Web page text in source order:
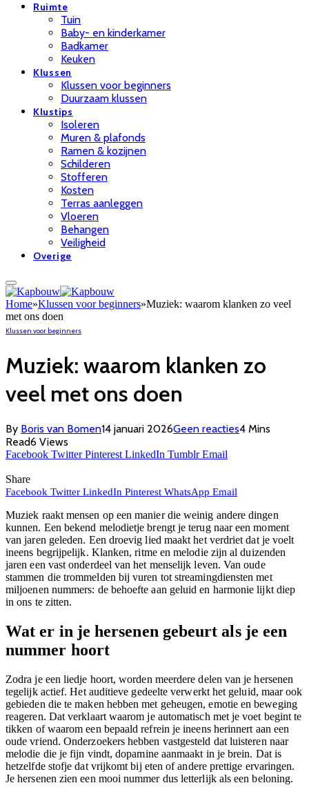
Ruimte
Tuin
Baby- en kinderkamer
Badkamer
Keuken
Klussen
Klussen voor beginners
Duurzaam klussen
Klustips
Isoleren
Muren & plafonds
Ramen & kozijnen
Schilderen
Stofferen
Kosten
Terras aanleggen
Vloeren
Behangen
Veiligheid
Overige
Home»Klussen voor beginners»Muziek: waarom klanken zo veel
met ons doen
Klussen voor beginners
Muziek: waarom klanken zo
veel met ons doen
By Boris van Bomen14 januari 2026Geen reacties4 Mins
Read6 Views
Facebook Twitter Pinterest LinkedIn Tumblr Email
Share
Facebook Twitter LinkedIn Pinterest WhatsApp Email
Muziek raakt mensen op een manier die weinig andere dingen
kunnen. Een bekend melodietje brengt je terug naar een moment
van jaren geleden. Een droevig lied maakt het verdriet dat je voelt
ineens begrijpelijk. Klanken, ritme en melodie zijn al duizenden
jaren een vast onderdeel van het menselijk leven. Van oude
stammen die trommelden bij vuren tot streamingdiensten met
miljoenen nummers: de behoefte aan geluid en harmonie lijkt diep
in ons te zitten.
Wat er in je hersenen gebeurt als je een
nummer hoort
Zodra je een liedje hoort, worden meerdere delen van je hersenen
tegelijk actief. Het auditieve gedeelte verwerkt het geluid, maar ook
gebieden die te maken hebben met geheugen, emotie en beweging
reageren. Dat verklaart waarom je automatisch met je voet begint te
tikken of waarom een bepaald refrein je ineens herinnert aan een
oude vriend. Onderzoekers hebben vastgesteld dat luisteren naar
melodie die je fijn vindt, dopamine aanmaakt in je brein. Dat is
hetzelfde stofje dat vrijkomt bij eten of andere prettige ervaringen.
Je hersenen zien een mooi nummer dus letterlijk als een beloning.